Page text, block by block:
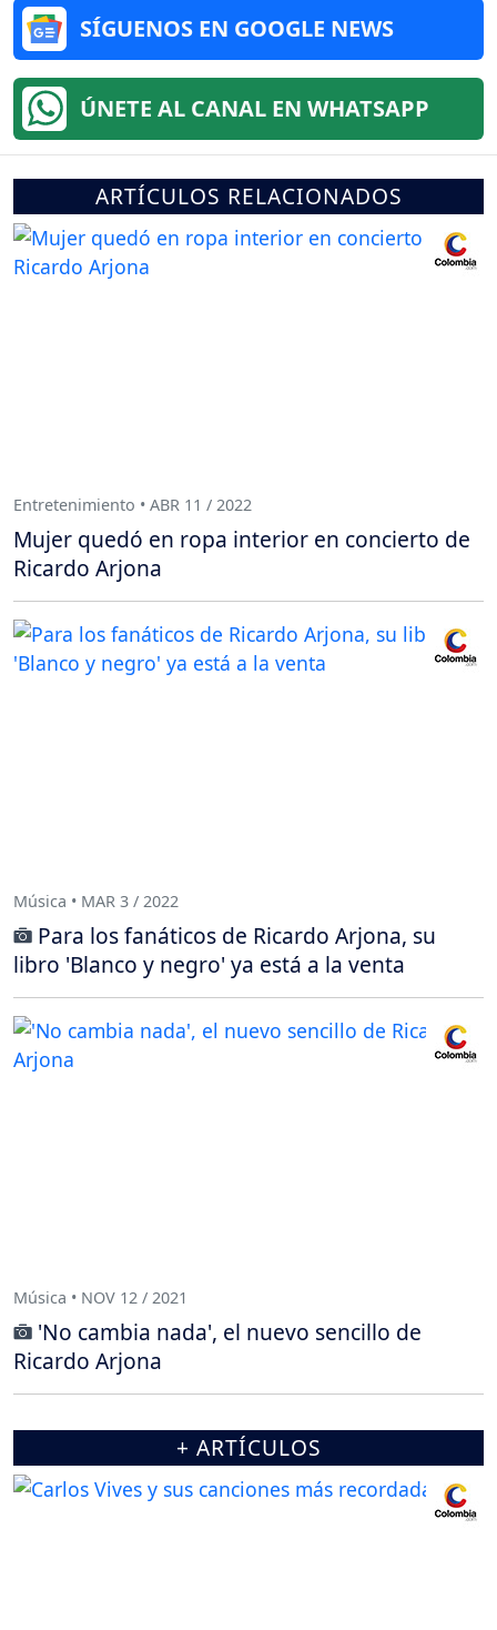
SÍGUENOS EN GOOGLE NEWS
ÚNETE AL CANAL EN WHATSAPP
ARTÍCULOS RELACIONADOS
Entretenimiento • ABR 11 / 2022
Mujer quedó en ropa interior en concierto de
Ricardo Arjona
Música • MAR 3 / 2022
Para los fanáticos de Ricardo Arjona, su
libro 'Blanco y negro' ya está a la venta
Música • NOV 12 / 2021
'No cambia nada', el nuevo sencillo de
Ricardo Arjona
+ ARTÍCULOS